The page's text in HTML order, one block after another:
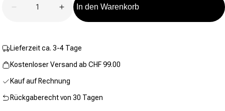
Seite.
Verringere die Menge für Led Headlight Bright USB
Erhöhe die Menge für Led Headlight
In den Warenkorb
Lieferzeit ca. 3-4 Tage
Kostenloser Versand ab CHF 99.00
Kauf auf Rechnung
Rückgaberecht von 30 Tagen